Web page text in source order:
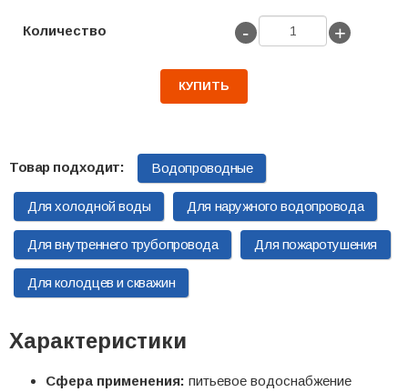
Количество - +
КУПИТЬ
Водопроводные
Для холодной воды Для наружного водопровода
Для внутреннего трубопровода Для пожаротушения
Для колодцев и скважин
Характеристики
Сфера применения: питьевое водоснабжение